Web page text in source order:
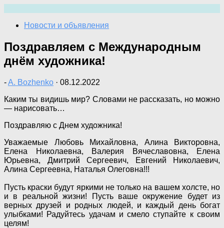
содержимому
Новости и объявления
Поздравляем с Международным
днём художника!
-A. Bozhenko · 08.12.2022
Каким ты видишь мир? Словами не рассказать, но можно
— нарисовать…
Поздравляю с Днем художника!
Уважаемые Любовь Михайловна, Алина Викторовна,
Елена Николаевна, Валерия Вячеславовна, Елена
Юрьевна, Дмитрий Сергеевич, Евгений Николаевич,
Алина Сергеевна, Наталья Олеговна!!!
Пусть краски будут яркими не только на вашем холсте, но
и в реальной жизни! Пусть ваше окружение будет из
верных друзей и родных людей, и каждый день богат
улыбками! Радуйтесь удачам и смело ступайте к своим
целям!